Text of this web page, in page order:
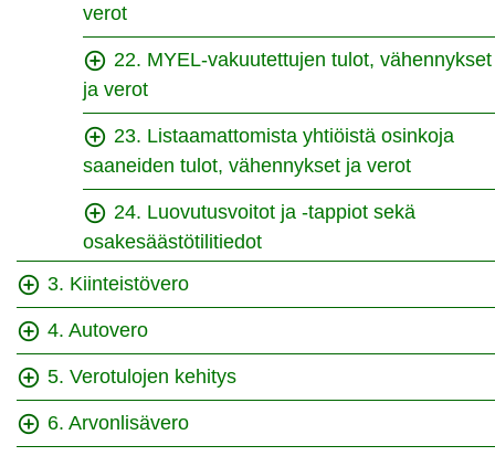
verot
22. MYEL-vakuutettujen tulot, vähennykset
ja verot
23. Listaamattomista yhtiöistä osinkoja
saaneiden tulot, vähennykset ja verot
24. Luovutusvoitot ja -tappiot sekä
osakesäästötilitiedot
3. Kiinteistövero
4. Autovero
5. Verotulojen kehitys
6. Arvonlisävero